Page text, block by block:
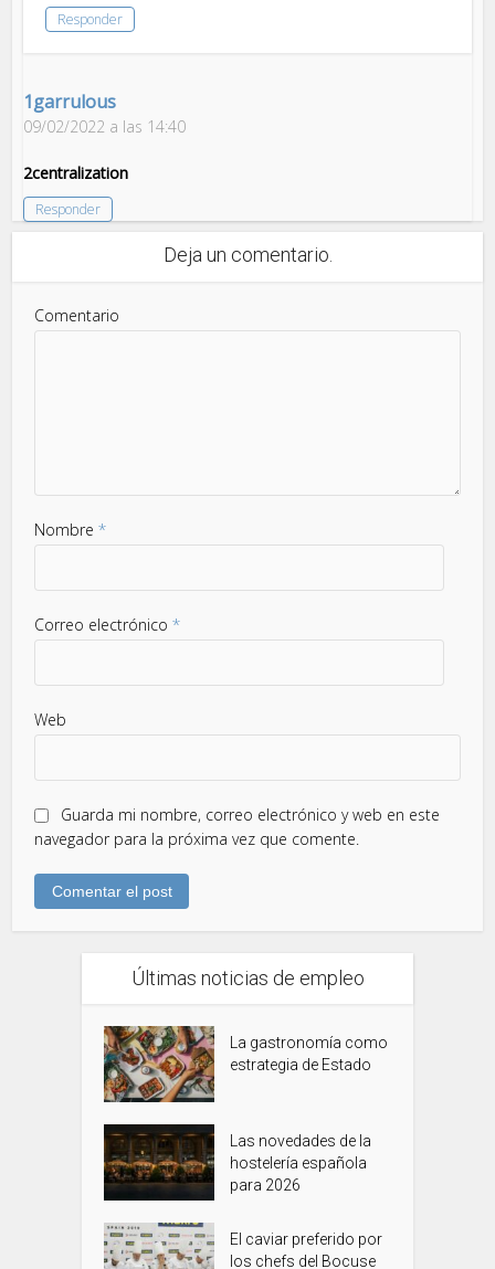
Responder
1garrulous
09/02/2022 a las 14:40
2centralization
Responder
Deja un comentario.
Comentario
Nombre*
Correo electrónico*
Web
Guarda mi nombre, correo electrónico y web en este
navegador para la próxima vez que comente.
Últimas noticias de empleo
La gastronomía como
estrategia de Estado
Las novedades de la
hostelería española
para 2026
El caviar preferido por
los chefs del Bocuse